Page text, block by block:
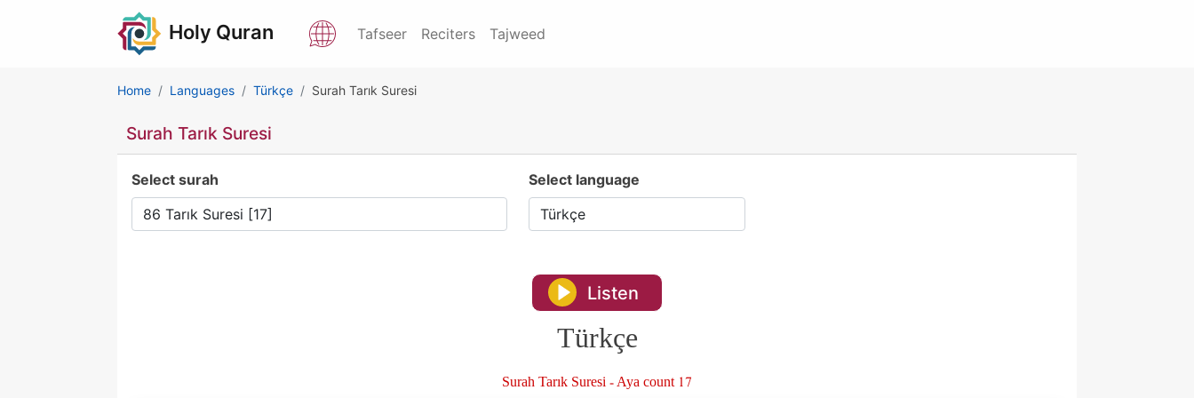
Holy Quran Tafseer Reciters Tajweed
Home Languages Türkçe Surah Tarık Suresi
Surah Tarık Suresi
Select surah Select language
Listen
Türkçe
Surah Tarık Suresi - Aya count 17